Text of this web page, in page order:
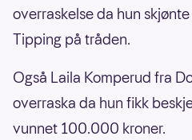
overraskelse da hun
Tipping på tråden.
Også Laila Komperud fra
overraska da hun fikk
vunnet 100.000 kroner.